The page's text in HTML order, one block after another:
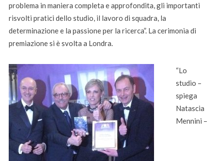
problema in maniera completa e approfondita, gli importanti
risvolti pratici dello studio, il lavoro di squadra, la
determinazione e la passione per la ricerca”. La cerimonia di
premiazione si è svolta a Londra.
“Lo
studio –
spiega
Natascia
Mennini –